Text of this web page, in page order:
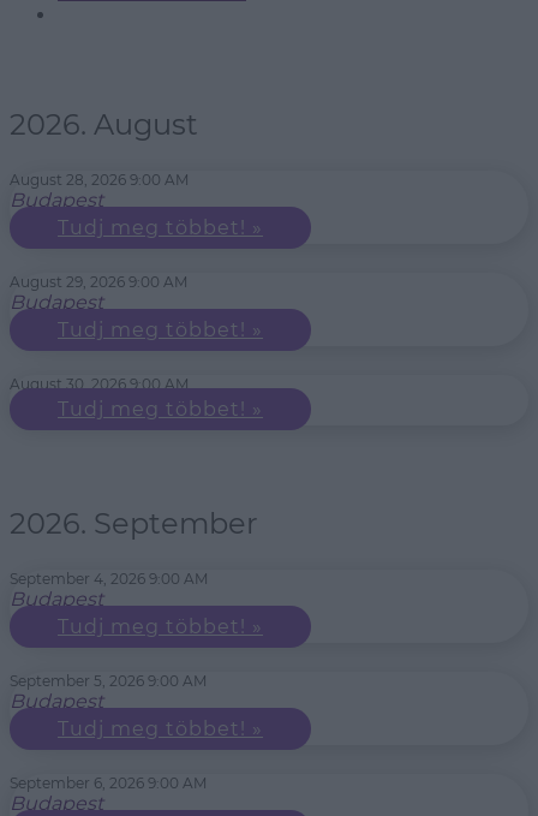
2026. August
August 28, 2026 9:00 AM
Budapest
Tudj meg többet! »
August 29, 2026 9:00 AM
Budapest
Tudj meg többet! »
August 30, 2026 9:00 AM
Tudj meg többet! »
2026. September
September 4, 2026 9:00 AM
Budapest
Tudj meg többet! »
September 5, 2026 9:00 AM
Budapest
Tudj meg többet! »
September 6, 2026 9:00 AM
Budapest